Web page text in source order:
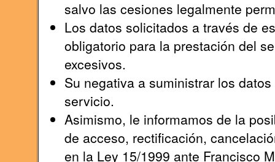
salvo las cesiones legalmente
Los datos solicitados a través de
obligatorio para la prestación del
excesivos.
Su negativa a suministrar los
servicio.
Asimismo, le informamos de la
de acceso, rectificación,
en la Ley 15/1999 ante Francisco